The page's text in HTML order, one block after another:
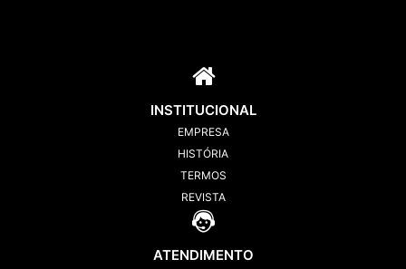
INSTITUCIONAL
EMPRESA
HISTÓRIA
TERMOS
REVISTA
ATENDIMENTO